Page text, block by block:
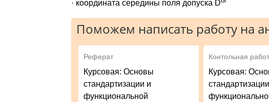
· координата середины поля допуска D
Поможем написать работу на
Реферат
Курсовая: Основы
стандартизации и
функциональной
Контольная
Курсовая: